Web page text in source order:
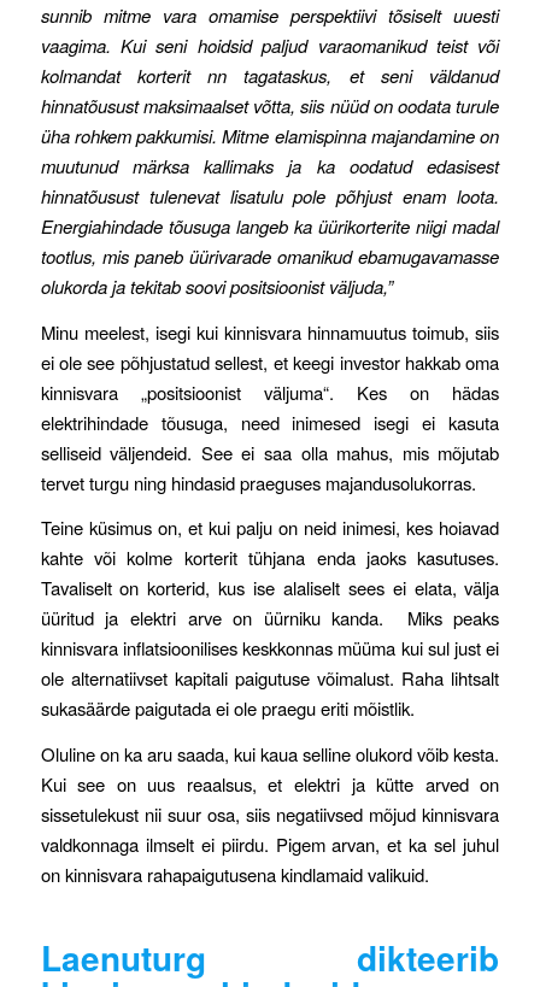
sunnib mitme vara omamise perspektiivi tõsiselt uuesti
vaagima. Kui seni hoidsid paljud varaomanikud teist või
kolmandat korterit nn tagataskus, et seni väldanud
hinnatõusust maksimaalset võtta, siis nüüd on oodata turule
üha rohkem pakkumisi. Mitme elamispinna majandamine on
muutunud märksa kallimaks ja ka oodatud edasisest
hinnatõusust tulenevat lisatulu pole põhjust enam loota.
Energiahindade tõusuga langeb ka üürikorterite niigi madal
tootlus, mis paneb üürivarade omanikud ebamugavamasse
olukorda ja tekitab soovi positsioonist väljuda,”
Minu meelest, isegi kui kinnisvara hinnamuutus toimub, siis
ei ole see põhjustatud sellest, et keegi investor hakkab oma
kinnisvara „positsioonist väljuma“. Kes on hädas
elektrihindade tõusuga, need inimesed isegi ei kasuta
selliseid väljendeid. See ei saa olla mahus, mis mõjutab
tervet turgu ning hindasid praeguses majandusolukorras.
Teine küsimus on, et kui palju on neid inimesi, kes hoiavad
kahte või kolme korterit tühjana enda jaoks kasutuses.
Tavaliselt on korterid, kus ise alaliselt sees ei elata, välja
üüritud ja elektri arve on üürniku kanda. Miks peaks
kinnisvara inflatsioonilises keskkonnas müüma kui sul just ei
ole alternatiivset kapitali paigutuse võimalust. Raha lihtsalt
sukasäärde paigutada ei ole praegu eriti mõistlik.
Oluline on ka aru saada, kui kaua selline olukord võib kesta.
Kui see on uus reaalsus, et elektri ja kütte arved on
sissetulekust nii suur osa, siis negatiivsed mõjud kinnisvara
valdkonnaga ilmselt ei piirdu. Pigem arvan, et ka sel juhul
on kinnisvara rahapaigutusena kindlamaid valikuid.
Laenuturg dikteerib